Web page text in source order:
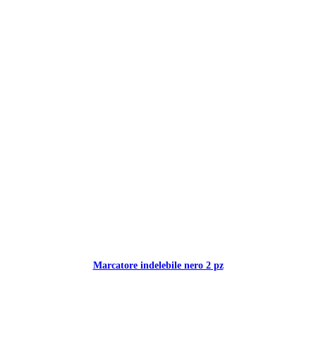
Marcatore indelebile nero 2 pz